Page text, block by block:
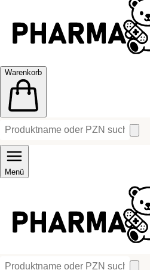
Warenkorb
Menü